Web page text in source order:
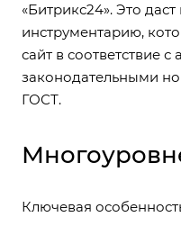
«Битрикс24». Это
инструментарию,
сайт в соответствие с
законодательными
ГОСТ.
Ключевая